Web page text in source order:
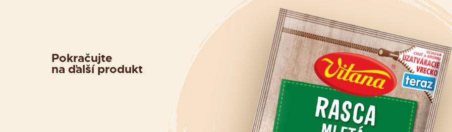
Pokračujte
na ďalší produkt